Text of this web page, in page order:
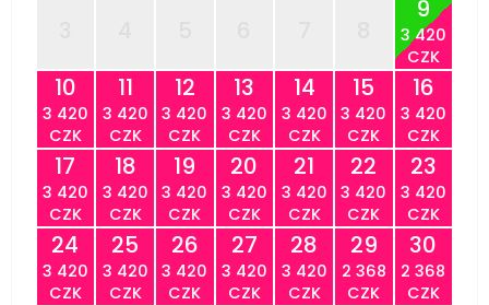
9
3 420
CZK
10
3 420
CZK
11
3 420
CZK
12
3 420
CZK
13
3 420
CZK
14
3 420
CZK
15
3 420
CZK
16
3 420
CZK
17
3 420
CZK
18
3 420
CZK
19
3 420
CZK
20
3 420
CZK
21
3 420
CZK
22
3 420
CZK
23
3 420
CZK
24
3 420
CZK
25
3 420
CZK
26
3 420
CZK
27
3 420
CZK
28
3 420
CZK
29
2 368
CZK
30
2 368
CZK